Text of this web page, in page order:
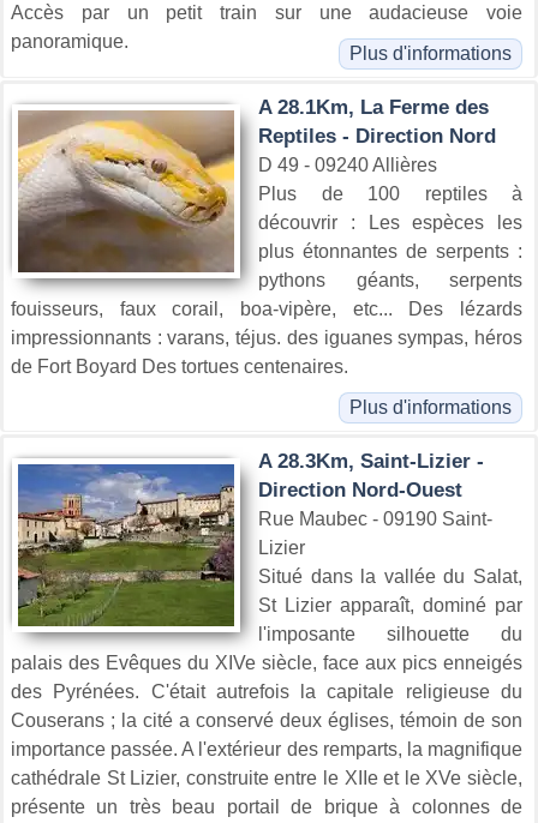
Accès par un petit train sur une audacieuse voie
panoramique.
Plus d'informations
A 28.1Km, La Ferme des
Reptiles - Direction Nord
D 49 - 09240 Allières
Plus de 100 reptiles à
découvrir : Les espèces les
plus étonnantes de serpents :
pythons géants, serpents
fouisseurs, faux corail, boa-vipère, etc... Des lézards
impressionnants : varans, téjus. des iguanes sympas, héros
de Fort Boyard Des tortues centenaires.
Plus d'informations
A 28.3Km, Saint-Lizier -
Direction Nord-Ouest
Rue Maubec - 09190 Saint-
Lizier
Situé dans la vallée du Salat,
St Lizier apparaît, dominé par
l'imposante silhouette du
palais des Evêques du XIVe siècle, face aux pics enneigés
des Pyrénées. C'était autrefois la capitale religieuse du
Couserans ; la cité a conservé deux églises, témoin de son
importance passée. A l'extérieur des remparts, la magnifique
cathédrale St Lizier, construite entre le XIIe et le XVe siècle,
présente un très beau portail de brique à colonnes de